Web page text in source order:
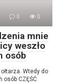
0 0
mnie
weszło
osób
Wtedy do
osób CZĘŚĆ